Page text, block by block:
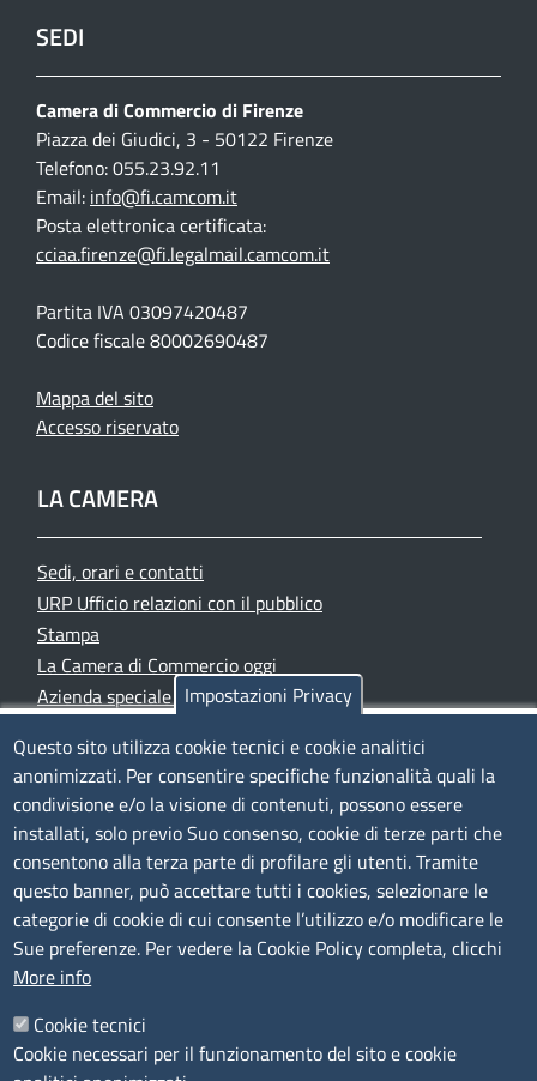
SEDI
Camera di Commercio di Firenze
Piazza dei Giudici, 3 - 50122 Firenze
Telefono: 055.23.92.11
Email: info@fi.camcom.it
Posta elettronica certificata:
cciaa.firenze@fi.legalmail.camcom.it
Partita IVA 03097420487
Codice fiscale 80002690487
Mappa del sito
Accesso riservato
LA CAMERA
Sedi, orari e contatti
URP Ufficio relazioni con il pubblico
Stampa
La Camera di Commercio oggi
Azienda speciale PromoFirenze
TRASPARENZA
Albo Online
Amministrazione trasparente
Bandi e concorsi
Segnalazioni Whistleblowing
Accessibilità
IBAN e pagamenti informatici
Informative privacy e cookie
Verifiche PA
Impostazioni Privacy
Questo sito utilizza cookie tecnici e cookie analitici
anonimizzati. Per consentire specifiche funzionalità quali la
condivisione e/o la visione di contenuti, possono essere
installati, solo previo Suo consenso, cookie di terze parti che
consentono alla terza parte di profilare gli utenti. Tramite
questo banner, può accettare tutti i cookies, selezionare le
categorie di cookie di cui consente l’utilizzo e/o modificare le
Sue preferenze. Per vedere la Cookie Policy completa, clicchi
More info
Cookie tecnici
Cookie necessari per il funzionamento del sito e cookie